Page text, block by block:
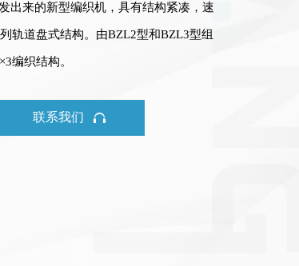
出来的新型编织机，具有结构紧凑，速
轨道盘式结构。由BZL2型和BZL3型组
编织结构。
联系我们 